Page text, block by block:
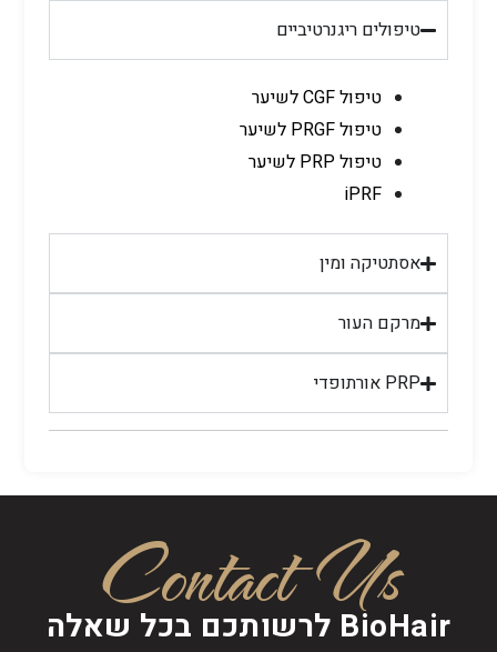
טיפולים ריגנרטיביים
טיפול CGF לשיער
טיפול PRGF לשיער
טיפול PRP לשיער
iPRF
אסתטיקה ומין
מרקם העור
PRP אורתופדי
Contact Us
BioHair לרשותכם בכל שאלה